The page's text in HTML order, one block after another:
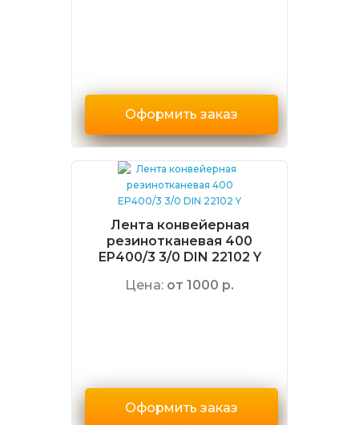
Оформить заказ
Лента конвейерная
резинотканевая 400
EP400/3 3/0 DIN 22102 Y
Цена: от 1000 р.
Оформить заказ